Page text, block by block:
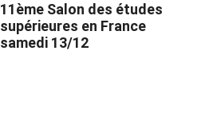
11ème Salon des études
supérieures en France
samedi 13/12